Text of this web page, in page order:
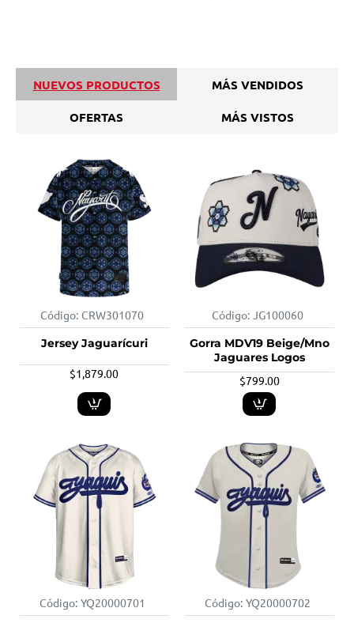
NUEVOS PRODUCTOS MÁS VENDIDOS
OFERTAS MÁS VISTOS
Código: CRW301070
Jersey Jaguarícuri
$1,879.00
Código: JG100060
Gorra MDV19 Beige/Mno
Jaguares Logos
$799.00
Código: YQ20000701
Código: YQ20000702